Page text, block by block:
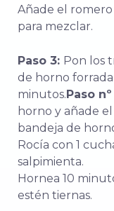
Añade el
para mezclar.
Paso 3: Pon los
de horno
minutos.Paso
horno y añade
bandeja de
Rocía con 1
salpimienta.
Hornea 10
estén tiernas.